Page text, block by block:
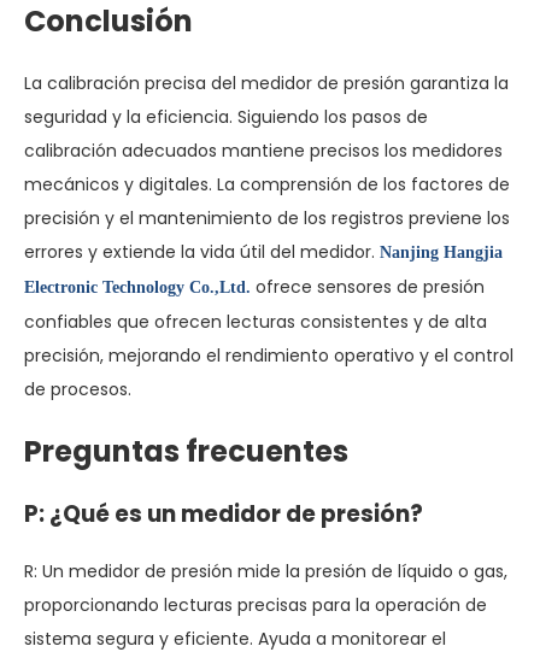
Conclusión
La calibración precisa del medidor de presión garantiza la
seguridad y la eficiencia. Siguiendo los pasos de
calibración adecuados mantiene precisos los medidores
mecánicos y digitales. La comprensión de los factores de
precisión y el mantenimiento de los registros previene los
errores y extiende la vida útil del medidor. Nanjing Hangjia
Electronic Technology Co.,Ltd. ofrece sensores de presión
confiables que ofrecen lecturas consistentes y de alta
precisión, mejorando el rendimiento operativo y el control
de procesos.
Preguntas frecuentes
P: ¿Qué es un medidor de presión?
R: Un medidor de presión mide la presión de líquido o gas,
proporcionando lecturas precisas para la operación de
sistema segura y eficiente. Ayuda a monitorear el